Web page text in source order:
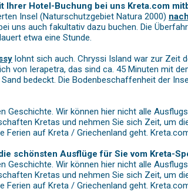
Ihrer Hotel-Buchung bei uns Kreta.com
Insel (Naturschutzgebiet Natura 2000)
uns auch fakultativ dazu buchen. Die
etwa eine Stunde.
lohnt sich auch. Chryssi Island war zur Zeit
von Ierapetra, das sind ca. 45 Minuten mit
bedeckt. Die Bodenbeschaffenheit der
Geschichte. Wir können hier nicht alle
Kretas und nehmen Sie sich Zeit, um
Ferien auf Kreta / Griechenland geht.
schönsten Ausflüge für Sie vom Kreta-
Geschichte. Wir können hier nicht alle
Kretas und nehmen Sie sich Zeit, um
Ferien auf Kreta / Griechenland geht.